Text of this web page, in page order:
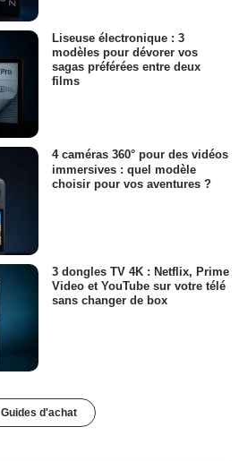
Liseuse électronique : 3
modèles pour dévorer vos
sagas préférées entre deux
films
4 caméras 360° pour des vidéos
immersives : quel modèle
choisir pour vos aventures ?
3 dongles TV 4K : Netflix, Prime
Video et YouTube sur votre télé
sans changer de box
Guides d'achat